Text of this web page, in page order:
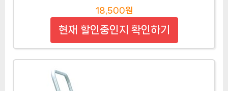
18,500원
현재 할인중인지 확인하기